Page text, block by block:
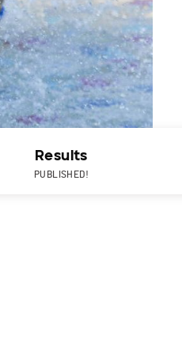
Results
PUBLISHED!